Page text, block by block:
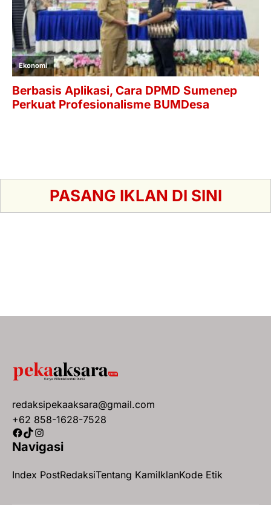
PASANG IKLAN DI SINI
redaksipekaaksara@gmail.com
+62 858-1628-7528
Facebook
TikTok
Instagram
Navigasi
Index PostRedaksiTentang KamiIklanKode Etik